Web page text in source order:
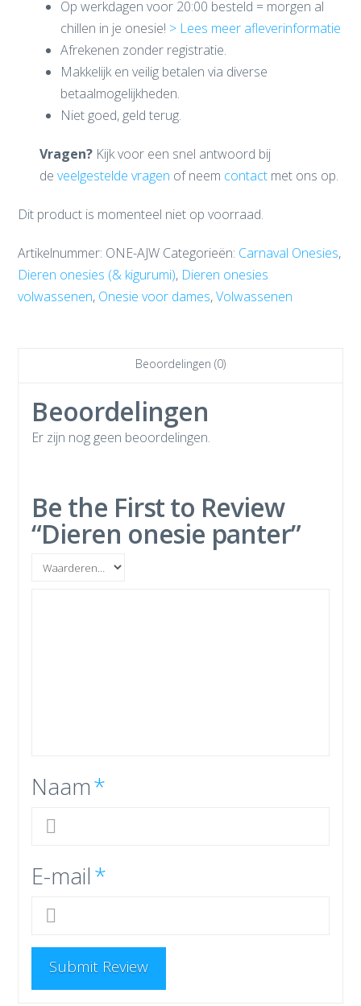
Op werkdagen voor 20:00 besteld = morgen al
chillen in je onesie! > Lees meer afleverinformatie
Afrekenen zonder registratie.
Makkelijk en veilig betalen via diverse
betaalmogelijkheden.
Niet goed, geld terug.
Vragen?Kijk voor een snel antwoord bij
de veelgestelde vragen of neem contactmet ons op.
Dit product is momenteel niet op voorraad.
Artikelnummer: ONE-AJW Categorieën: Carnaval Onesies,
Dieren onesies (& kigurumi), Dieren onesies
volwassenen, Onesie voor dames,Volwassenen
Beoordelingen (0)
Beoordelingen
Er zijn nog geen beoordelingen.
Be the First to Review
“Dieren onesie panter”
Naam*
E-mail*